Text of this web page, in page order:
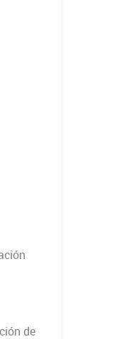
de